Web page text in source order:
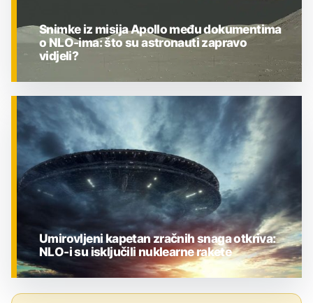
ZNANOST
Snimke iz misija Apollo među dokumentima
o NLO-ima: što su astronauti zapravo
vidjeli?
Umirovljeni kapetan zračnih snaga otkriva:
NLO-i su isključili nuklearne rakete